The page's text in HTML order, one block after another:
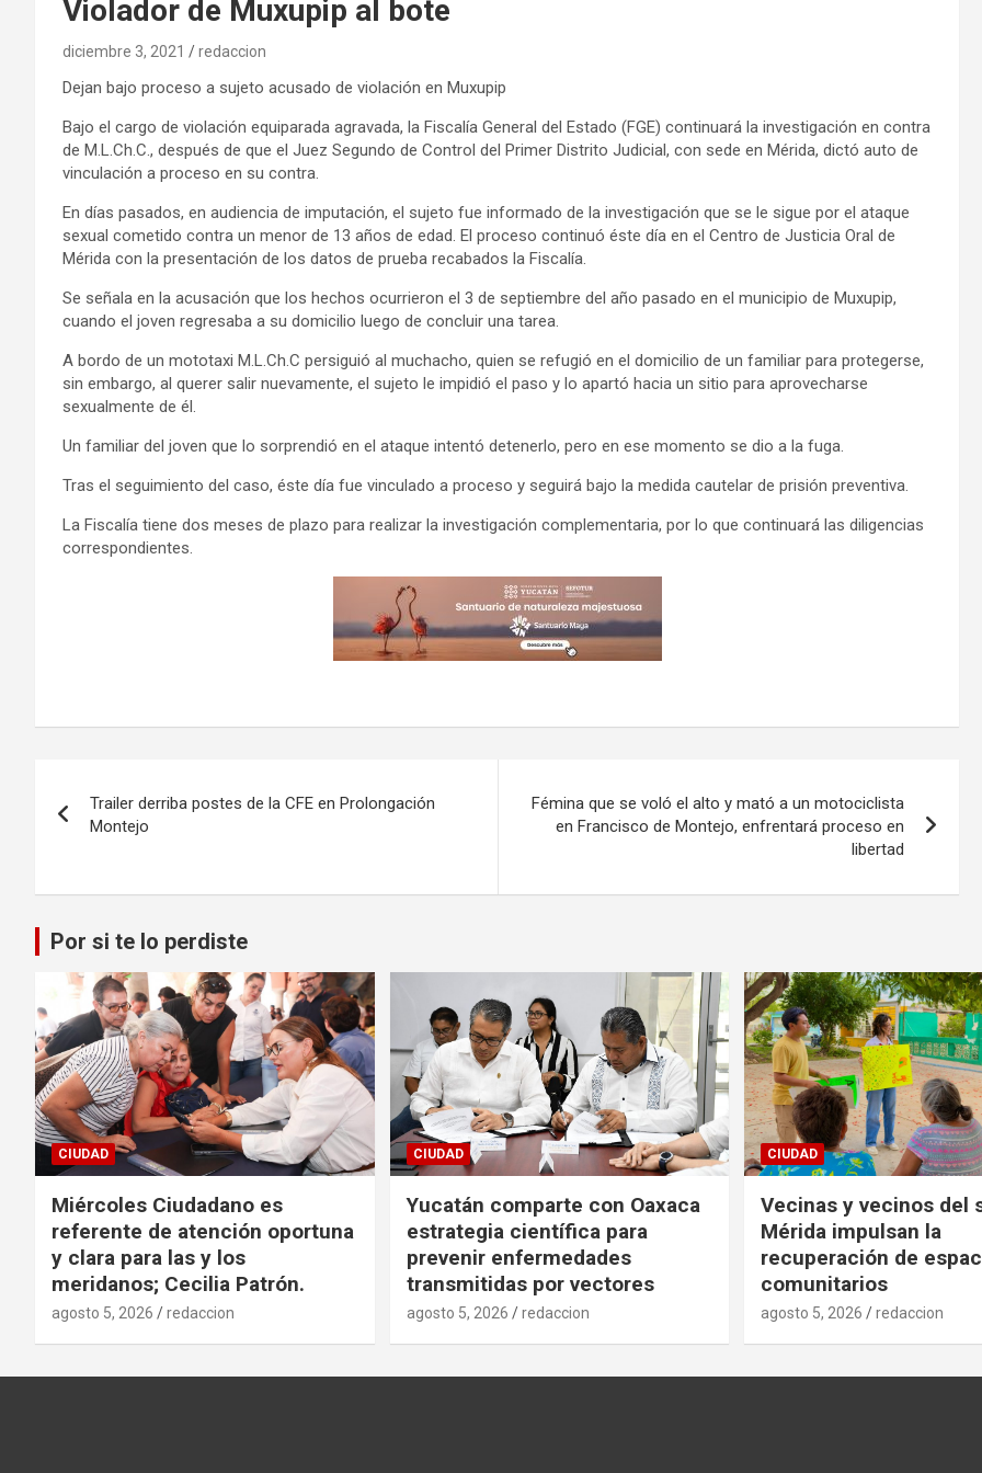
Violador de Muxupip al bote
diciembre 3, 2021 redaccion
Dejan bajo proceso a sujeto acusado de violación en Muxupip
Bajo el cargo de violación equiparada agravada, la Fiscalía General del Estado (FGE) continuará la investigación en contra
de M.L.Ch.C., después de que el Juez Segundo de Control del Primer Distrito Judicial, con sede en Mérida, dictó auto de
vinculación a proceso en su contra.
En días pasados, en audiencia de imputación, el sujeto fue informado de la investigación que se le sigue por el ataque
sexual cometido contra un menor de 13 años de edad. El proceso continuó éste día en el Centro de Justicia Oral de
Mérida con la presentación de los datos de prueba recabados la Fiscalía.
Se señala en la acusación que los hechos ocurrieron el 3 de septiembre del año pasado en el municipio de Muxupip,
cuando el joven regresaba a su domicilio luego de concluir una tarea.
A bordo de un mototaxi M.L.Ch.C persiguió al muchacho, quien se refugió en el domicilio de un familiar para protegerse,
sin embargo, al querer salir nuevamente, el sujeto le impidió el paso y lo apartó hacia un sitio para aprovecharse
sexualmente de él.
Un familiar del joven que lo sorprendió en el ataque intentó detenerlo, pero en ese momento se dio a la fuga.
Tras el seguimiento del caso, éste día fue vinculado a proceso y seguirá bajo la medida cautelar de prisión preventiva.
La Fiscalía tiene dos meses de plazo para realizar la investigación complementaria, por lo que continuará las diligencias
correspondientes.
de
Trailer derriba postes de la CFE en Prolongación
Montejo
Fémina que se voló el alto y mató a un motociclista
en Francisco de Montejo, enfrentará proceso en
libertad
Por si te lo perdiste
CIUDAD
Miércoles Ciudadano es
referente de atención oportuna
y clara para las y los
meridanos; Cecilia Patrón.
agosto 5, 2026 redaccion
CIUDAD
Yucatán comparte con Oaxaca
estrategia científica para
prevenir enfermedades
transmitidas por vectores
agosto 5, 2026 redaccion
CIUDAD
Vecinas y vecinos del
Mérida impulsan la
recuperación de
comunitarios
agosto 5, 2026 redaccion